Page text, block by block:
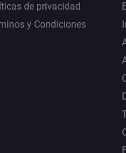
de privacidad
y Condiciones